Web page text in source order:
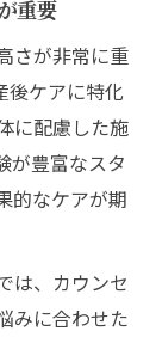
重要
さが非常に重
後ケアに特化
に配慮した施
が豊富なスタ
的なケアが期
は、カウンセ
みに合わせた